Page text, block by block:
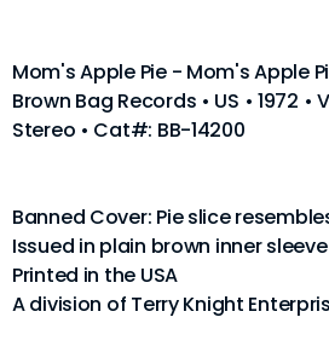
Mom's Apple Pie - Mom's Apple
Brown Bag Records • US • 1972 •
Stereo • Cat#: BB-14200
Banned Cover: Pie slice
Issued in plain brown inner
Printed in the USA
A division of Terry Knight